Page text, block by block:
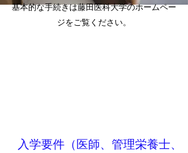
基本的な手続きは藤田医科大学のホームペー
ジをご覧ください。
入学要件（医師、管理栄養士、